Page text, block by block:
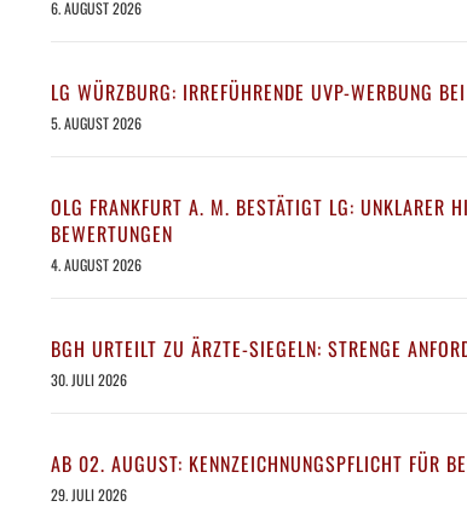
6. AUGUST 2026
LG WÜRZBURG: IRREFÜHRENDE UVP-WERBUNG
5. AUGUST 2026
OLG FRANKFURT A. M. BESTÄTIGT LG: UNKLARER
BEWERTUNGEN
4. AUGUST 2026
BGH URTEILT ZU ÄRZTE-SIEGELN: STRENGE
30. JULI 2026
AB 02. AUGUST: KENNZEICHNUNGSPFLICHT FÜR
29. JULI 2026